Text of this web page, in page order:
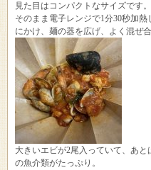
見た目はコンパクトなサイズです。
そのまま電子レンジで1分30秒加熱
にかけ、麺の器を広げ、よく混ぜ
大きいエビが2尾入っていて、あ
の魚介類がたっぷり。